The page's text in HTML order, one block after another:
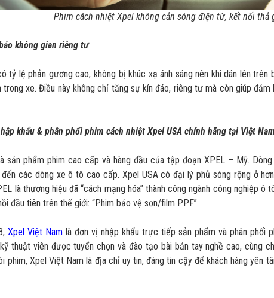
Phim cách nhiệt Xpel không cản sóng điện từ, kết nối thả
không gian riêng tư
tỷ lệ phản gương cao, không bị khúc xạ ánh sáng nên khi dán lên
trong xe. Điều này không chỉ tăng sự kín đáo, riêng tư mà còn giúp
khẩu & phân phối phim cách nhiệt Xpel USA chính hãng tại Việt Nam
sản phẩm phim cao cấp và hàng đầu của tập đoạn XPEL – Mỹ.
đến các dòng xe ô tô cao cấp. Xpel USA có đại lý phủ sóng rộng ở
là thương hiệu đã “cách mạng hóa” thành công ngành công nghiệp
đầu tiên trên thế giới: “Phim bảo vệ sơn/film PPF”.
Xpel Việt Nam là đơn vị nhập khẩu trực tiếp sản phẩm và phân phối
thuật viên được tuyển chọn và đào tạo bài bản tay nghề cao, cùng
phim, Xpel Việt Nam là địa chỉ uy tin, đáng tin cậy để khách hàng yên